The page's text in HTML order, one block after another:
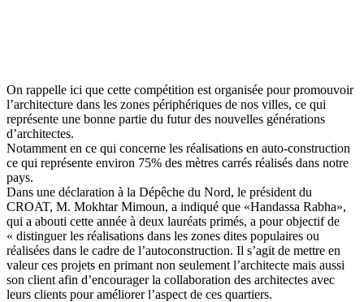
On rappelle ici que cette compétition est organisée pour promouvoir
l’architecture dans les zones périphériques de nos villes, ce qui
représente une bonne partie du futur des nouvelles générations
d’architectes.
Notamment en ce qui concerne les réalisations en auto-construction
ce qui représente environ 75% des mètres carrés réalisés dans notre
pays.
Dans une déclaration à la Dépêche du Nord, le président du
CROAT, M. Mokhtar Mimoun, a indiqué que «Handassa Rabha»,
qui a abouti cette année à deux lauréats primés, a pour objectif de
« distinguer les réalisations dans les zones dites populaires ou
réalisées dans le cadre de l’autoconstruction. Il s’agit de mettre en
valeur ces projets en primant non seulement l’architecte mais aussi
son client afin d’encourager la collaboration des architectes avec
leurs clients pour améliorer l’aspect de ces quartiers.